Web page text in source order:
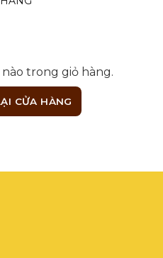
trong giỏ hàng.
CỬA HÀNG